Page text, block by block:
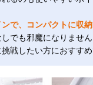
で、コンパクトに収
でも邪魔になりませ
戦したい方におすすめ